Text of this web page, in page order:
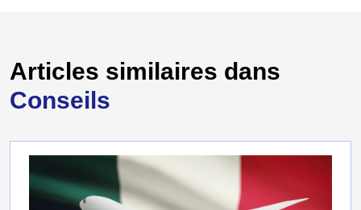
Articles similaires dans
Conseils